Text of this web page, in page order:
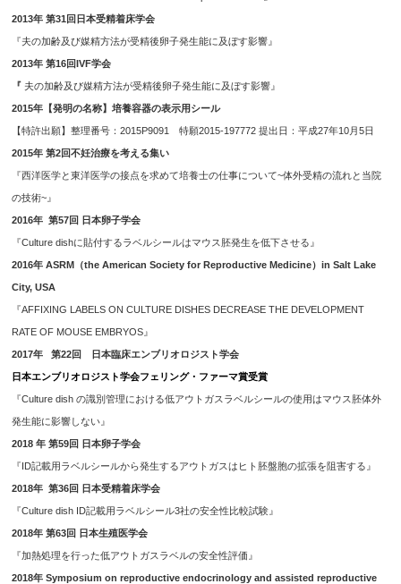
2013年 第31 回日本受精着床学会
『夫の加齢及び媒精方法が受精後卵子発生能に及ぼす影響』
2013年 第16回IVF学会
『夫の加齢及び媒精方法が受精後卵子発生能に及ぼす影響』
2015年【発明の名称】培養容器の表示用シール
【特許出願】整理番号：2015P9091 特願2015-197772 提出日：平成27年10月5日
2015年 第2回不妊治療を考える集い
『西洋医学と東洋医学の接点を求めて培養士の仕事について~体外受精の流れと当院
の技術~』
2016年 第57回 日本卵子学会
『Culture dishに貼付するラベルシールはマウス胚発生を低下させる』
2016年 ASRM（the American Society for Reproductive Medicine）in Salt Lake
City, USA
『AFFIXING LABELS ON CULTURE DISHES DECREASE THE DEVELOPMENT
RATE OF MOUSE EMBRYOS』
2017年 第22回 日本臨床エンブリオロジスト学会
日本エンブリオロジスト学会フェリング・ファーマ賞受賞
『Culture dish の識別管理における低アウトガスラベルシールの使用はマウス胚体外
発生能に影響しない』
2018 年 第59回 日本卵子学会
『ID記載用ラベルシールから発生するアウトガスはヒト胚盤胞の拡張を阻害する』
2018年 第36回 日本受精着床学会
『Culture dish ID記載用ラベルシール3社の安全性比較試験』
2018年 第63回 日本生殖医学会
『加熱処理を行った低アウトガスラベルの安全性評価』
2018年 Symposium on reproductive endocrinology and assisted reproductive